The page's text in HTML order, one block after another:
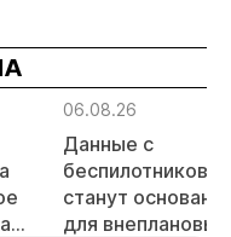
06.08.26
Данные с
беспилотников
станут
для внеплановых